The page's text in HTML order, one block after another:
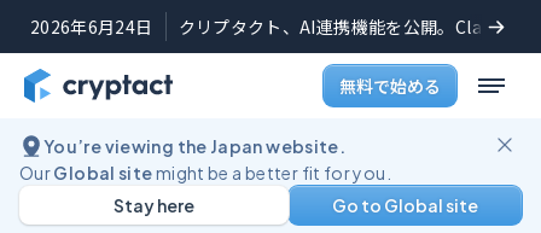
2026年6月24日 クリプタクト、AI連携機能を公開。Claude
無料で始める
You’re viewing the Japan website.
OurGlobal sitemight be a better fit for you.
Go to Global site
Stay here
ブログ
公開日:2023年6月21日(最終更新日:2026年6月9日